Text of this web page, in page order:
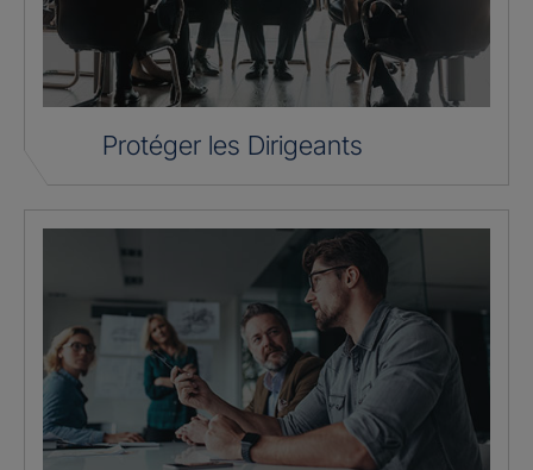
Protéger les Dirigeants